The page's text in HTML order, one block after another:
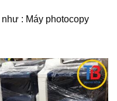
: Máy photocopy